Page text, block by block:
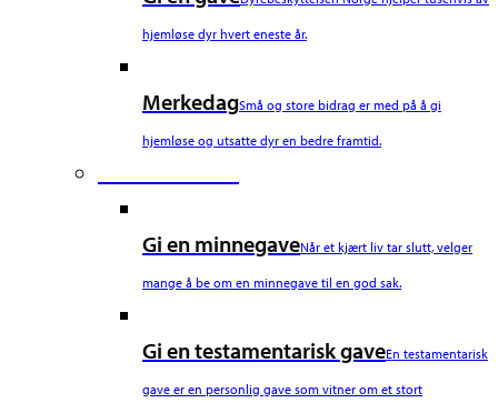
hjemløse dyr hvert eneste år.
MerkedagSmå og store bidrag er med på å gi
hjemløse og utsatte dyr en bedre framtid.
Gi en minnegaveNår et kjært liv tar slutt, velger
mange å be om en minnegave til en god sak.
Gi en testamentarisk gaveEn testamentarisk
gave er en personlig gave som vitner om et stort